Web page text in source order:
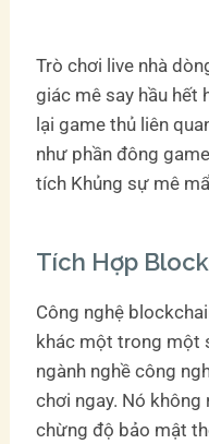
Trò chơi live nhà
giác mê say hầu hết
lại game thủ liên
như phần đông
tích Khủng sự mê
Tích Hợp
Công nghệ
khác một trong một
ngành nghề công
chơi ngay. Nó
chừng độ bảo mật